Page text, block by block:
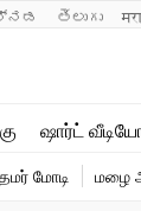
తెలుగు
ஷார்ட்
வணிகம்
மோடி மழை